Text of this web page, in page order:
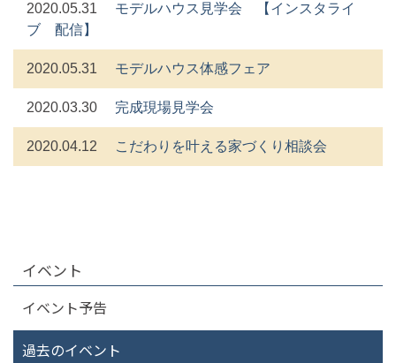
2020.05.31
モデルハウス見学会 【インスタライ
ブ 配信】
2020.05.31 モデルハウス体感フェア
2020.03.30 完成現場見学会
2020.04.12 こだわりを叶える家づくり相談会
イベント
イベント予告
過去のイベント